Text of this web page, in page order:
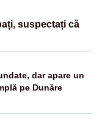
suspectați că
dar apare un
pe Dunăre